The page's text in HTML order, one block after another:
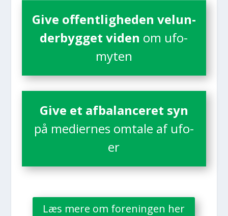
Give offent­lig­he­den velun­
der­byg­get viden om ufo­
myten
Give et afba­lan­ce­ret syn
på medi­er­nes omta­le af ufo­
er
Læs mere om for­e­nin­gen her